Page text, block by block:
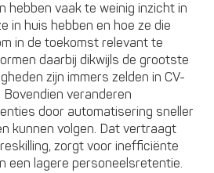
hebben vaak te weinig inzicht in
in huis hebben en hoe ze die
in de toekomst relevant te
daarbij dikwijls de grootste
zijn immers zelden in CV-
veranderen
door automatisering sneller
kunnen volgen. Dat vertraagt
zorgt voor inefficiënte
een lagere personeelsretentie.